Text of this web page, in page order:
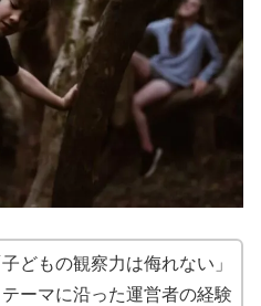
どもの観察力は侮れない」
ーマに沿った運営者の経験